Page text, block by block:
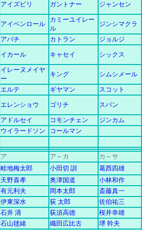
アイズピリ ガントナー ジャンセン
アイベンロール
カミーユイレー
ル
ジンシマクラ
アバチ カトラン ジョルジ
イカール キャセイ シックス
イレーヌメイヤ
ー
キング シムシメール
エルテ ギヤマン スコット
エレンショウ ゴリチ スパン
アドルセイ
コモンチェン ジンカム
ウイラードソン
コールマン
ア
ア～カ カ ～ サ
畦地梅太郎
小田切 訓 葛西四雄
天野喜孝
奥津国道 小林和作
有元利夫
岡本太郎 斎藤真一
伊東深水
荻 太郎 佐伯祐三
石井 清
荻須高徳 桜井幸雄
石山毬緒
織田広比古 堺 幹夫